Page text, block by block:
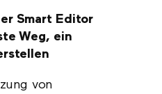
Smart Editor
Weg, ein
von